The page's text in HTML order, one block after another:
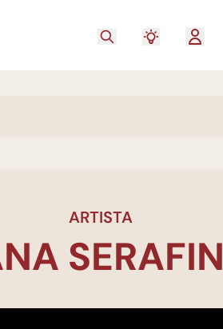
ARTISTA
SERAFIN